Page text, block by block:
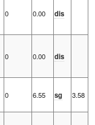
0 0.00 dis
0 0.00 dis
0 6.55 sg 3.58